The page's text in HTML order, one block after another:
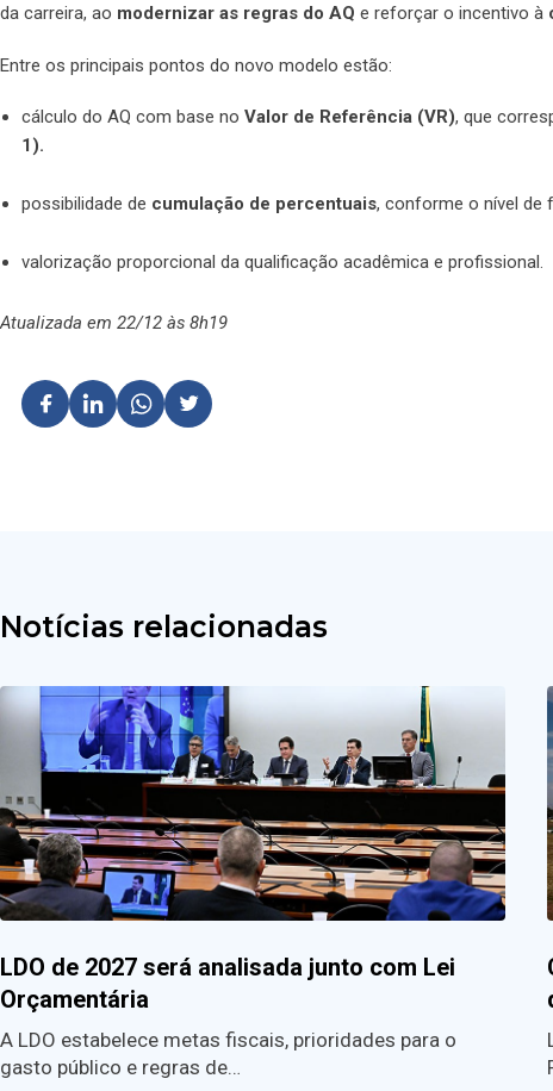
da carreira, ao modernizar as regras do AQ e reforçar o incentivo à
Entre os principais pontos do novo modelo estão:
cálculo do AQ com base no Valor de Referência (VR), que
1).
possibilidade de cumulação de percentuais, conforme o nível de
valorização proporcional da qualificação acadêmica e profissional.
Atualizada em 22/12 às 8h19
Notícias relacionadas
LDO de 2027 será analisada junto com Lei
Orçamentária
A LDO estabelece metas fiscais, prioridades para o
gasto público e regras de…